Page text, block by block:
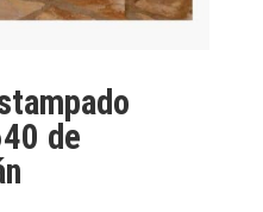
de